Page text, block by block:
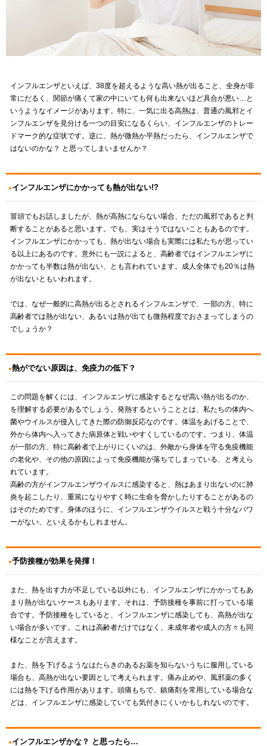
インフルエンザといえば、38度を超えるような高い熱が出ること、全身が非
常にだるく、関節が痛くて家の中にいても何も出来ないほど具合が悪い…と
いうようなイメージがあります。特に、一気に出る高熱は、普通の風邪とイ
ンフルエンザを見分ける一つの目安になるくらい、インフルエンザのトレー
ドマーク的な症状です。逆に、熱が微熱か平熱だったら、インフルエンザで
はないのかな？ と思ってしまいませんか？
インフルエンザにかかっても熱が出ない!?
冒頭でもお話しましたが、熱が高熱にならない場合、ただの風邪であると判
断することがあると思います。でも、実はそうではないこともあるのです。
インフルエンザにかかっても、熱が出ない場合も実際には私たちが思ってい
る以上にあるのです。意外にも一説によると、高齢者ではインフルエンザに
かかっても半数は熱が出ない、とも言われています。成人全体でも20％は熱
が出ないともいわれます。
では、なぜ一般的に高熱が出るとされるインフルエンザで、一部の方、特に
高齢者では熱が出ない、あるいは熱が出ても微熱程度でおさまってしまうの
でしょうか？
熱がでない原因は、免疫力の低下？
この問題を解くには、インフルエンザに感染するとなぜ高い熱が出るのか、
を理解する必要があるでしょう。発熱するということとは、私たちの体内へ
菌やウイルスが侵入してきた際の防御反応なのです。体温をあげることで、
外から体内へ入ってきた病原体と戦いやすくしているのです。つまり、体温
が一部の方、特に高齢者で上がりにくいのは、外敵から身体を守る免疫機能
の老化や、その他の原因によって免疫機能が落ちてしまっている、と考えら
れています。
高齢の方がインフルエンザウイルスに感染すると、熱はあまり出ないのに肺
炎を起こしたり、重篤になりやすく時に生命を脅かしたりすることがあるの
はそのためです。身体のほうに、インフルエンザウイルスと戦う十分なパワ
ーがない、といえるかもしれません。
予防接種が効果を発揮！
また、熱を出す力が不足している以外にも、インフルエンザにかかってもあ
まり熱が出ないケースもあります。それは、予防接種を事前に打っている場
合です。予防接種をしていると、インフルエンザに感染しても、高熱が出な
い場合が多いです。これは高齢者だけではなく、未成年者や成人の方々も同
様なことが言えます。
また、熱を下げるようなはたらきのあるお薬を知らないうちに服用している
場合も、高熱が出ない要因として考えられます。痛み止めや、風邪薬の多く
には熱を下げる作用があります。頭痛もちで、鎮痛剤を常用している場合な
どは、インフルエンザに感染していても気付きにくいかもしれないのです。
インフルエンザかな？ と思ったら…